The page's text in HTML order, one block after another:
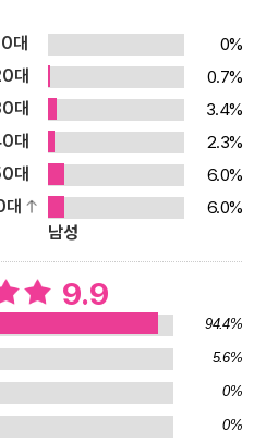
때마다 번번이 표현의 한계에 부
감동이 언제나 작게만 느껴졌다.
오히려 더 생생하게 다가왔다.
감하는 날들이었다. 그럴수록 마음
보다 더 나은 글을 쓸 수 없다. 다
이다. 그리고 앞으로도 그렇게 애
정의 서사다.” 당연한 사랑에서
또한 그 과정에서 생겨난 배가 부
주던, “월요일은 원래 웃고, 화요
보내주는 ‘뜻밖의 우정’에 관한
아버지와 갑장이면서 작가와 가
대
0%
대
0.7%
대
3.4%
대
2.3%
대
6.0%
대
6.0%
남성
9.9
94.4%
5.6%
0%
0%